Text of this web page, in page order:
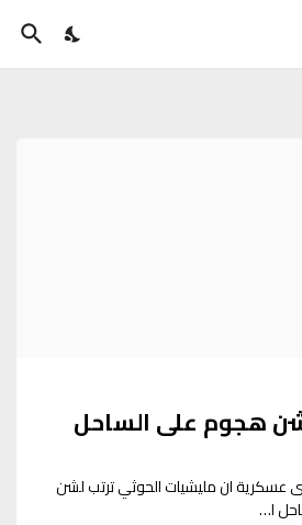
هجوم على الساحل
عسكرية ان مليشيات الحوثي ترتب لشن
ا…